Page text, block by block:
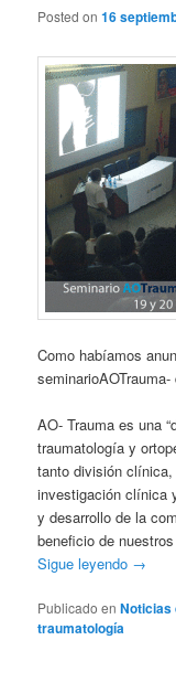
Posted on16
Como habíamos
AO- Trauma es una
traumatología y
tanto división
investigación clínica
y desarrollo de la
beneficio de
Sigue leyendo →
Publicado en Noticias
traumatología